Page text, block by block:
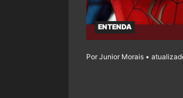
ENTENDA
Por Junior Morais •